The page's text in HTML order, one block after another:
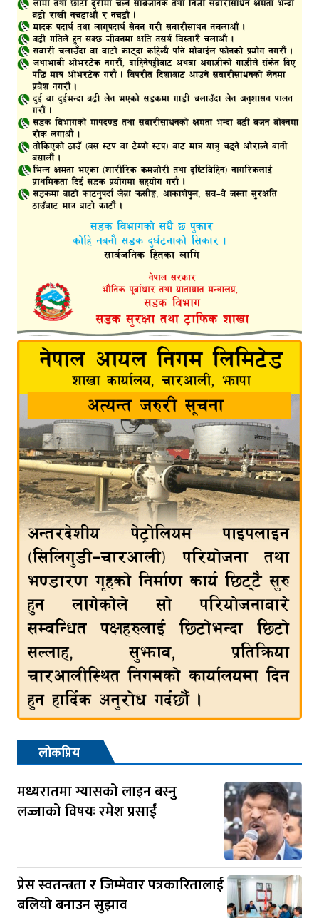
लोकप्रिय
मध्यरातमा ग्यासको लाइन बस्नु
लज्जाको विषयः रमेश प्रसाईं
प्रेस स्वतन्त्रता र जिम्मेवार पत्रकारितालाई
बलियो बनाउन सुझाव